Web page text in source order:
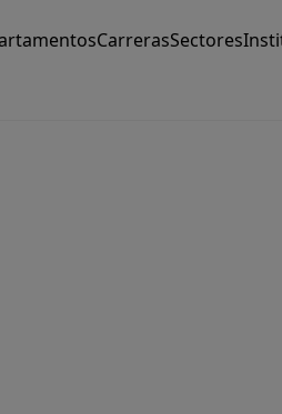
CarrerasSectores